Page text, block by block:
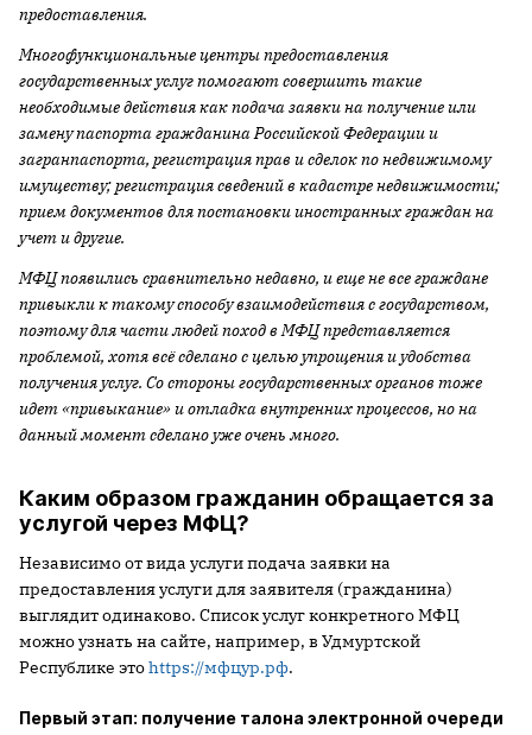
предоставления.
Многофункциональные центры предоставления
государственных услуг помогают совершить такие
необходимые действия как подача заявки на получение или
замену паспорта гражданина Российской Федерации и
загранпаспорта, регистрация прав и сделок по недвижимому
имуществу; регистрация сведений в кадастре недвижимости;
прием документов для постановки иностранных граждан на
учет и другие.
МФЦ появились сравнительно недавно, и еще не все граждане
привыкли к такому способу взаимодействия с государством,
поэтому для части людей поход в МФЦ представляется
проблемой, хотя всё сделано с целью упрощения и удобства
получения услуг. Со стороны государственных органов тоже
идет «привыкание» и отладка внутренних процессов, но на
данный момент сделано уже очень много.
Каким образом гражданин обращается за
услугой через МФЦ?
Независимо от вида услуги подача заявки на
предоставления услуги для заявителя (гражданина)
выглядит одинаково. Список услуг конкретного МФЦ
можно узнать на сайте, например, в Удмуртской
Республике этоhttps://мфцур.рф.
Первый этап: получение талона электронной очереди